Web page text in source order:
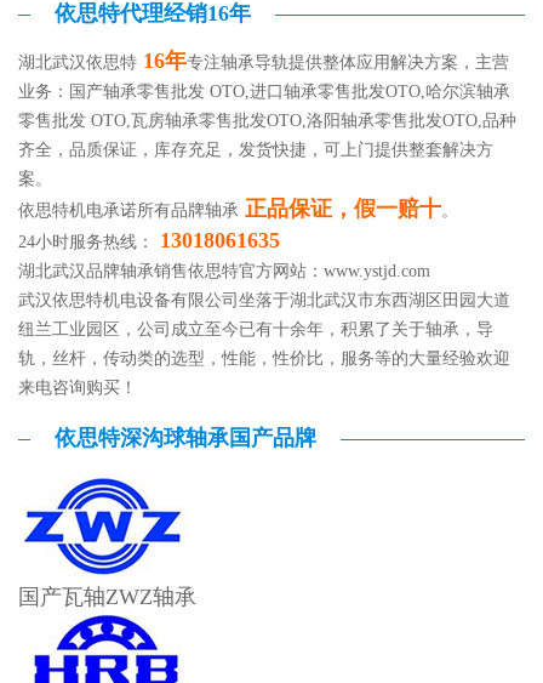
依思特代理经销16年
湖北武汉依思特 16年专注轴承导轨提供整体应用解决方案，主营
业务：国产轴承零售批发 OTO,进口轴承零售批发OTO,哈尔滨轴承
零售批发 OTO,瓦房轴承零售批发OTO,洛阳轴承零售批发OTO,品种
齐全，品质保证，库存充足，发货快捷，可上门提供整套解决方
案。
依思特机电承诺所有品牌轴承 正品保证，假一赔十。
24小时服务热线：
13018061635
湖北武汉品牌轴承销售依思特官方网站： www.ystjd.com
武汉依思特机电设备有限公司坐落于湖北武汉市东西湖区田园大道
纽兰工业园区，公司成立至今已有十余年，积累了关于轴承，导
轨，丝杆，传动类的选型，性能，性价比，服务等的大量经验欢迎
来电咨询购买！
依思特深沟球轴承国产品牌
国产瓦轴ZWZ轴承